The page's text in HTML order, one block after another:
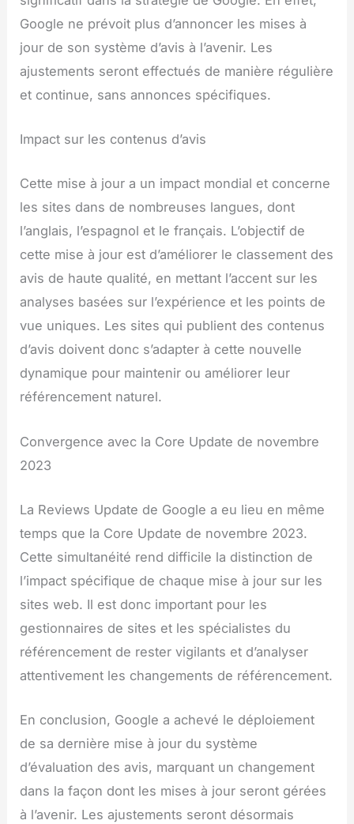
Google ne prévoit plus d’annoncer les mises à
jour de son système d’avis à l’avenir. Les
ajustements seront effectués de manière régulière
et continue, sans annonces spécifiques.
Impact sur les contenus d’avis
Cette mise à jour a un impact mondial et concerne
les sites dans de nombreuses langues, dont
l’anglais, l’espagnol et le français. L’objectif de
cette mise à jour est d’améliorer le classement des
avis de haute qualité, en mettant l’accent sur les
analyses basées sur l’expérience et les points de
vue uniques. Les sites qui publient des contenus
d’avis doivent donc s’adapter à cette nouvelle
dynamique pour maintenir ou améliorer leur
référencement naturel.
Convergence avec la Core Update de novembre
2023
La Reviews Update de Google a eu lieu en même
temps que la Core Update de novembre 2023.
Cette simultanéité rend difficile la distinction de
l’impact spécifique de chaque mise à jour sur les
sites web. Il est donc important pour les
gestionnaires de sites et les spécialistes du
référencement de rester vigilants et d’analyser
attentivement les changements de référencement.
En conclusion, Google a achevé le déploiement
de sa dernière mise à jour du système
d’évaluation des avis, marquant un changement
dans la façon dont les mises à jour seront gérées
à l’avenir. Les ajustements seront désormais